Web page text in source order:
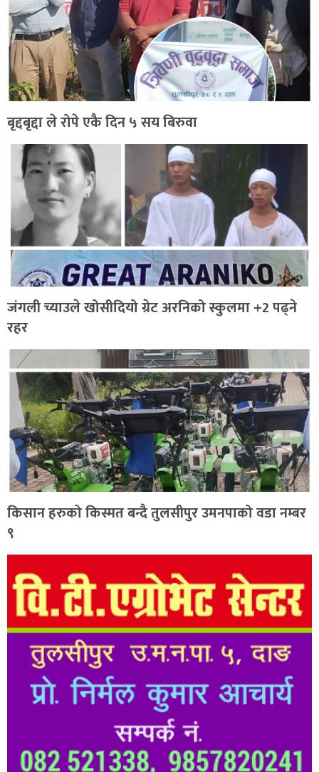
बृद्दबृद्दा ले रोपे एकै दिन ५ सय बिरुवा
जंगली च्याउले खोसीदियो ग्रेट अरनिको स्कुलमा +2 पढ्ने
रहर
किसान हरुको किस्मत बन्दै तुलसीपुर उमनपाको वडा नम्बर
९